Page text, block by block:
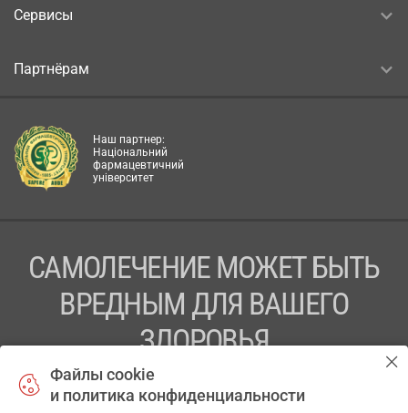
Сервисы
Партнёрам
Наш партнер:
Національний
фармацевтичний
університет
САМОЛЕЧЕНИЕ МОЖЕТ БЫТЬ
ВРЕДНЫМ ДЛЯ ВАШЕГО
ЗДОРОВЬЯ
ПЕРЕД ПРИМЕНЕНИЕМ ПРЕПАРАТА
ПРОКОНСУЛЬТИРУЙТЕСЬ С ВРАЧОМ
Файлы cookie
и политика конфиденциальности